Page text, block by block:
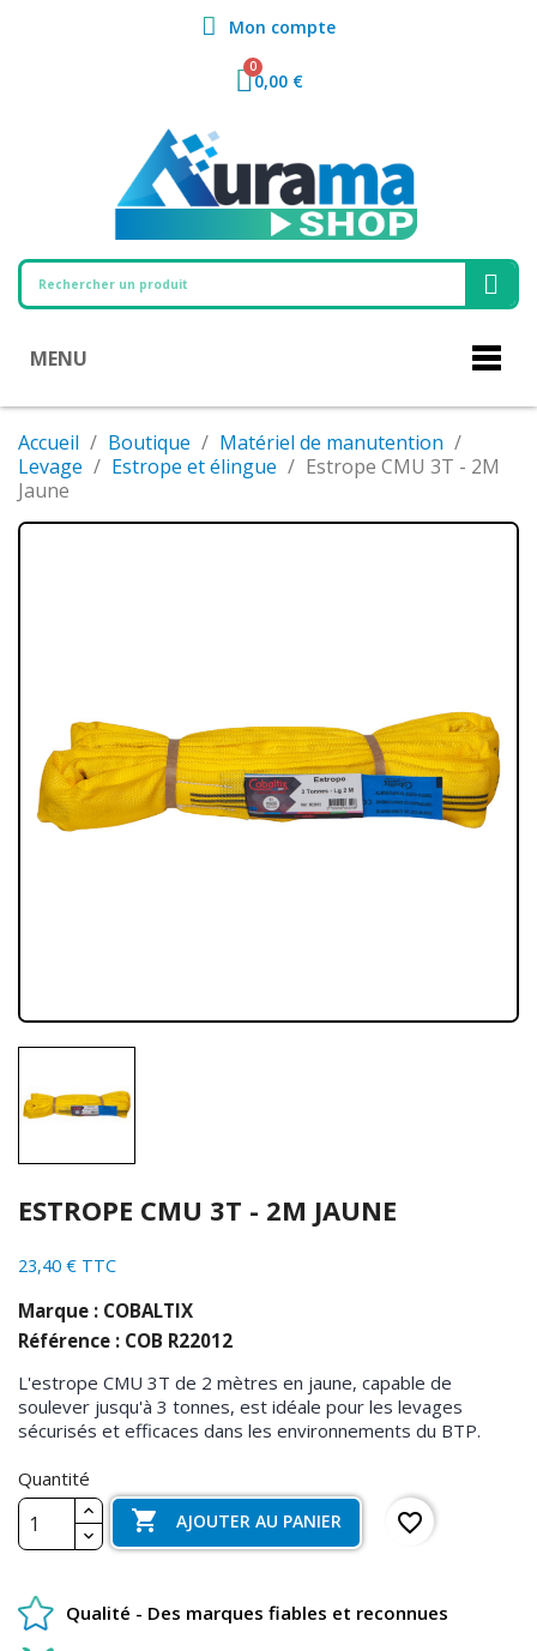
Mon compte
0,00 €
MENU
Accueil Boutique
Matériel de manutention
Levage
Estrope et élingue
Estrope CMU 3T - 2M
Jaune
ESTROPE CMU 3T - 2M JAUNE
23,40 € TTC
Marque : COBALTIX
Référence : COB R22012
L'estrope CMU 3T de 2 mètres en jaune, capable de
soulever jusqu'à 3 tonnes, est idéale pour les levages
sécurisés et efficaces dans les environnements du BTP.
Quantité
 AJOUTER AU PANIER favorite_border
Qualité - Des marques fiables et reconnues